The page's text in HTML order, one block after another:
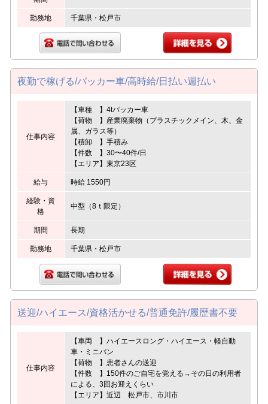
勤務地 千葉県・松戸市
夜勤で稼げる/パッカー車/高時給/日払い週払い
仕事内容
【車種 】4tパッカー車
【荷物 】産業廃棄物（プラスチックメイン、木、金
属、ガラス等）
【積卸 】手積み
【件数 】30〜40件/日
【エリア】東京23区
給与 時給 1550円
経験・資
格
中型（8ｔ限定）
期間 長期
勤務地 千葉県・松戸市
送迎/ハイエース/資格活かせる/普通免許/履歴書不要
仕事内容
【車両 】ハイエースロング・ハイエース・軽自動
車・ミニバン
【荷物 】患者さんの送迎
【件数 】150件のご自宅を覚える→その日の利用者
による、3回お迎えくらい
【エリア】近辺 松戸市、市川市